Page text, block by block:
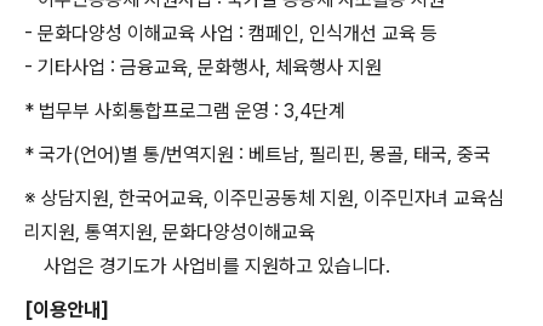
- 문화다양성 이해교육 사업 : 캠페인, 인식개선 교육 등
- 기타사업 : 금융교육, 문화행사, 체육행사 지원
* 법무부 사회통합프로그램 운영 : 3,4단계
* 국가(언어)별 통/번역지원 : 베트남, 필리핀, 몽골, 태국, 중국
※ 상담지원, 한국어교육, 이주민공동체 지원, 이주민자녀 교육심
리지원, 통역지원, 문화다양성이해교육
사업은 경기도가 사업비를 지원하고 있습니다.
[이용안내]